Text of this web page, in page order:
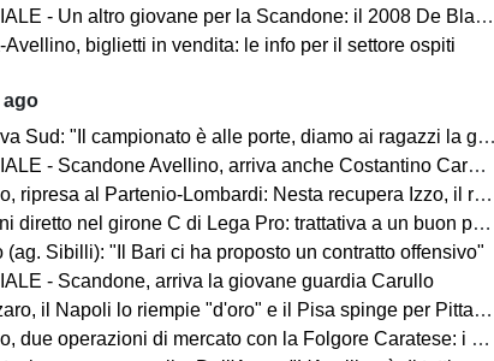
- Un altro giovane per la Scandone: il 2008 De Blasio
Avellino, biglietti in vendita: le info per il settore ospiti
ago
Sud: "Il campionato è alle porte, diamo ai ragazzi la giusta carica"
- Scandone Avellino, arriva anche Costantino Carullo
ripresa al Partenio-Lombardi: Nesta recupera Izzo, il report
diretto nel girone C di Lega Pro: trattativa a un buon punto
(ag. Sibilli): "Il Bari ci ha proposto un contratto offensivo"
- Scandone, arriva la giovane guardia Carullo
il Napoli lo riempie "d'oro" e il Pisa spinge per Pittarello
due operazioni di mercato con la Folgore Caratese: i nomi